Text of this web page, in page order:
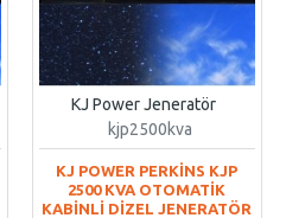
KJ Power Jeneratör
kjp2500kva
KJ POWER PERKİNS KJP
2500 KVA OTOMATİK
KABİNLİ DİZEL JENERATÖR